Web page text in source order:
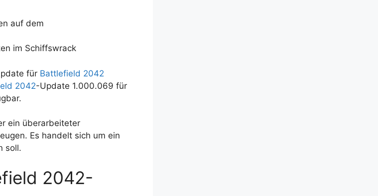
auf dem
im Schiffswrack
für Battlefield 2042
2042-Update 1.000.069 für
ein überarbeiteter
Es handelt sich um ein
soll.
2042-